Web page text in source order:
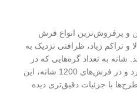
و پرفروش‌ترین انواع فرش
و تراکم زیاد، ظرافتی نزدیک به
به تعداد گره‌هایی که در
عرض فرش قرار دارند اشاره دارد و در فرش‌های 1200 شانه، این
با جزئیات دقیق‌تری دیده